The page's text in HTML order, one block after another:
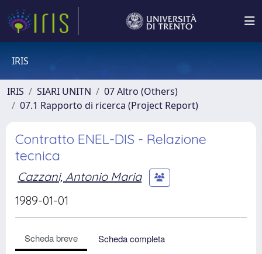
IRIS
IRIS SIARI UNITN
07 Altro (Others)
07.1 Rapporto di ricerca (Project Report)
Contratto ENEL-DIS - Relazione
tecnica
Cazzani, Antonio Maria
1989-01-01
Scheda breve
Scheda completa